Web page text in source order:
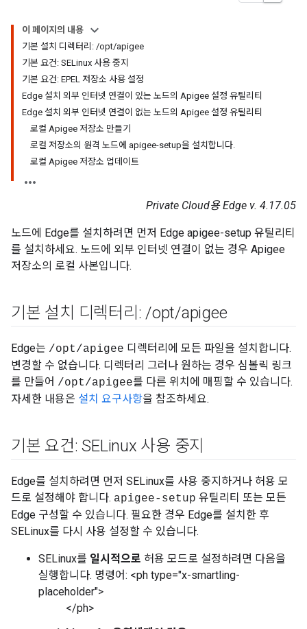
이 페이지의 내용
기본 설치 디렉터리: /opt/apigee
기본 요건: SELinux 사용 중지
기본 요건: EPEL 저장소 사용 설정
Edge 설치 외부 인터넷 연결이 있는 노드의 Apigee 설정 유틸리티
Edge 설치 외부 인터넷 연결이 없는 노드의 Apigee 설정 유틸리티
로컬 Apigee 저장소 만들기
로컬 저장소의 원격 노드에 apigee-setup을 설치합니다.
로컬 Apigee 저장소 업데이트
Private Cloud용 Edge v. 4.17.05
노드에 Edge를 설치하려면 먼저 Edge apigee-setup 유틸리티
를 설치하세요. 노드에 외부 인터넷 연결이 없는 경우 Apigee
저장소의 로컬 사본입니다.
기본 설치 디렉터리: /opt/apigee
Edge는 /opt/apigee 디렉터리에 모든 파일을 설치합니다.
변경할 수 없습니다. 디렉터리 그러나 원하는 경우 심볼릭 링크
를 만들어 /opt/apigee를 다른 위치에 매핑할 수 있습니다.
자세한 내용은 설치 요구사항을 참조하세요.
기본 요건: SELinux 사용 중지
Edge를 설치하려면 먼저 SELinux를 사용 중지하거나 허용 모
드로 설정해야 합니다. apigee-setup 유틸리티 또는 모든
Edge 구성할 수 있습니다. 필요한 경우 Edge를 설치한 후
SELinux를 다시 사용 설정할 수 있습니다.
SELinux를 일시적으로 허용 모드로 설정하려면 다음을
실행합니다. 명령어: <ph type="x-smartling-
placeholder">
</ph>